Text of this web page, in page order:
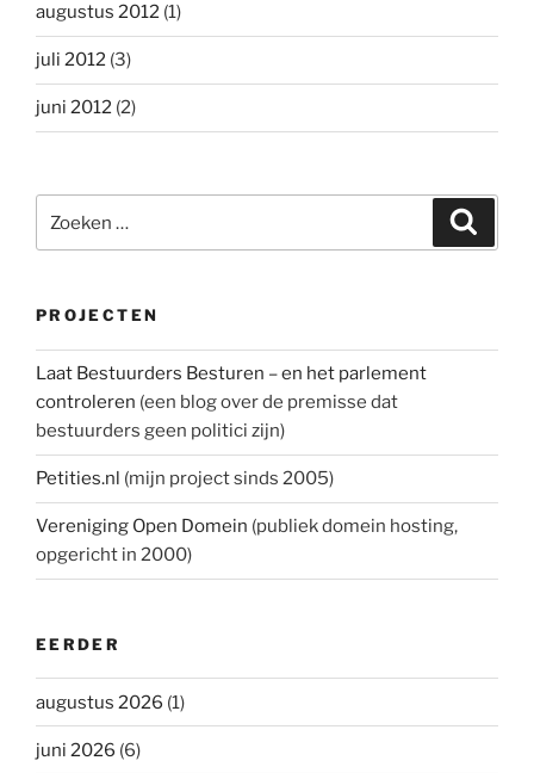
augustus 2012 (1)
juli 2012 (3)
juni 2012 (2)
naar:
PROJECTEN
Laat Bestuurders Besturen – en het parlement
controleren (een blog over de premisse dat
bestuurders geen politici zijn)
Petities.nl (mijn project sinds 2005)
Vereniging Open Domein (publiek domein hosting,
opgericht in 2000)
EERDER
augustus 2026 (1)
juni 2026 (6)